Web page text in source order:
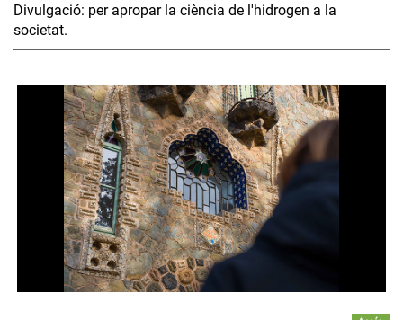
Divulgació: per apropar la ciència de l'hidrogen a la
societat.